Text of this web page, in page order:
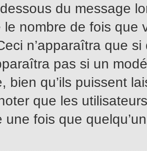
du message
le nombre de fois que
n’apparaîtra que
pas si un
bien qu’ils puissent
que les
une fois que